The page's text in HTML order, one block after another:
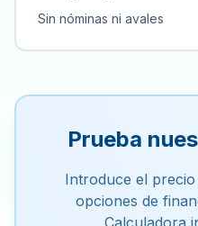
Sin nóminas ni avales
Prueba
Introduce el
opciones de
Calculadora